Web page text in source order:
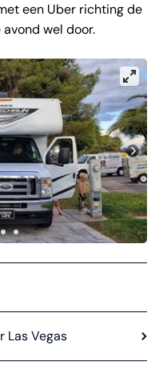
een Uber richting de
avond wel door.
Las Vegas